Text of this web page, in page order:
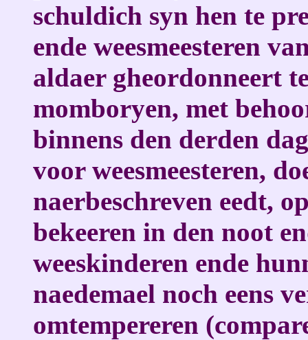
schuldich syn hen te
ende weesmeesteren
aldaer gheordonneert
momboryen, met
binnens den derden
voor weesmeesteren,
naerbeschreven eedt,
bekeeren in den noot
weeskinderen ende
naedemael noch eens
omtempereren